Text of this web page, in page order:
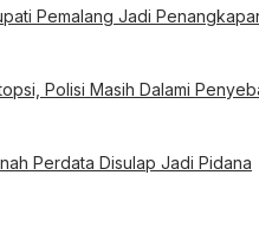
Pemalang Jadi
Polisi Masih Dalami
Perdata Disulap Jadi Pidana